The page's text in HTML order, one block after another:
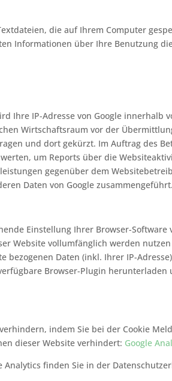
die auf Ihrem Computer
Informationen über Ihre Benutzung
Ihre IP-Adresse von Google innerhalb
Wirtschaftsraum vor der
und dort gekürzt. Im Auftrag des
um Reports über die
gegenüber dem
Daten von Google zusammengeführt.
Einstellung Ihrer Browser-
Website vollumfänglich werden
Daten (inkl. Ihrer IP-
Browser-Plugin herunterladen
indem Sie bei der Cookie
dieser Website verhindert: Google
finden Sie in der